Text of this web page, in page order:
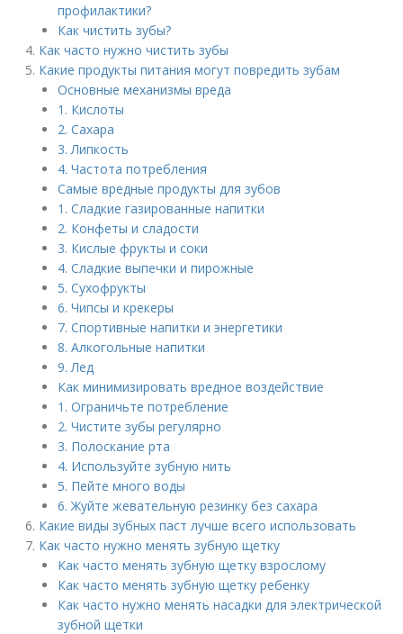
профилактики?
Как чистить зубы?
Как часто нужно чистить зубы
Какие продукты питания могут повредить зубам
Основные механизмы вреда
1. Кислоты
2. Сахара
3. Липкость
4. Частота потребления
Самые вредные продукты для зубов
1. Сладкие газированные напитки
2. Конфеты и сладости
3. Кислые фрукты и соки
4. Сладкие выпечки и пирожные
5. Сухофрукты
6. Чипсы и крекеры
7. Спортивные напитки и энергетики
8. Алкогольные напитки
9. Лед
Как минимизировать вредное воздействие
1. Ограничьте потребление
2. Чистите зубы регулярно
3. Полоскание рта
4. Используйте зубную нить
5. Пейте много воды
6. Жуйте жевательную резинку без сахара
Какие виды зубных паст лучше всего использовать
Как часто нужно менять зубную щетку
Как часто менять зубную щетку взрослому
Как часто менять зубную щетку ребенку
Как часто нужно менять насадки для электрической
зубной щетки